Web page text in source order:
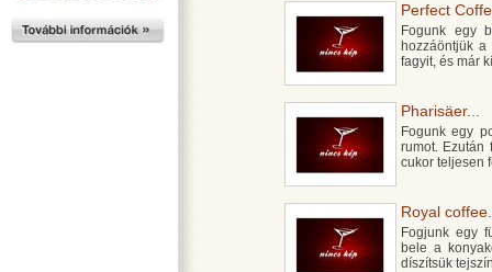
Perfect
Fogunk egy
hozzáöntjük
fagyit, és már
Pharisäer...
Fogunk egy
rumot. Ezután
cukor teljesen
Royal
Fogjunk egy
bele a
díszítsük